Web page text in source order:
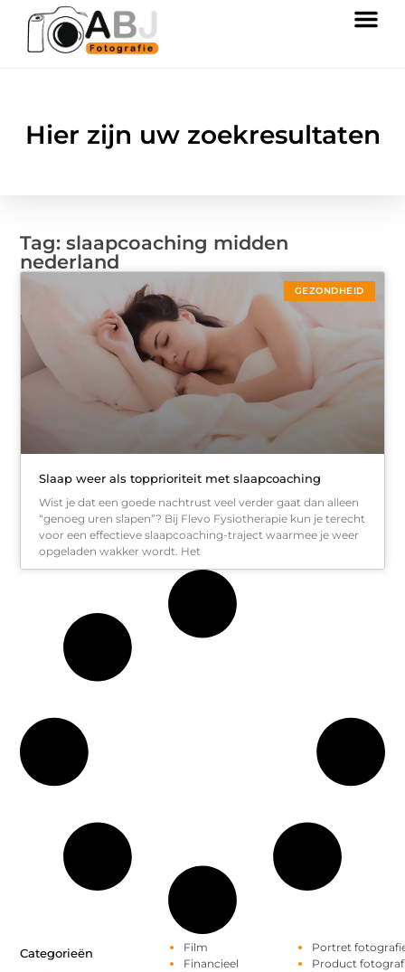
Hier zijn uw zoekresultaten
Tag: slaapcoaching midden
nederland
GEZONDHEID
Slaap weer als topprioriteit met slaapcoaching
Wist je dat een goede nachtrust veel verder gaat dan alleen
“genoeg uren slapen”? Bij Flevo Fysiotherapie kun je terecht
voor een effectieve slaapcoaching-traject waarmee je weer
opgeladen wakker wordt. Het
Categorieën
Film
Financieel
Portret
Product